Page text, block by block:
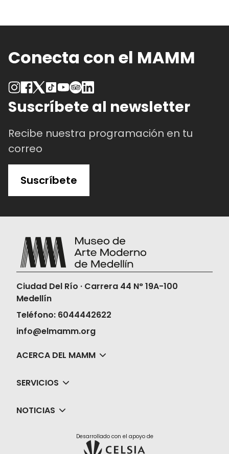
Conecta con el MAMM
Suscríbete al newsletter
Recibe nuestra programación en tu
correo
Suscríbete
Ciudad Del Río · Carrera 44 N° 19A-100
Medellín
Teléfono: 6044442622
info@elmamm.org
ACERCA DEL MAMM
SERVICIOS
NOTICIAS
Desarrollado con el apoyo de